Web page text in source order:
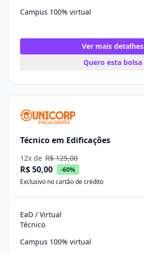
Campus 100% virtual
Ver mais detalhes
Quero esta bolsa
Técnico em Edificações
12x de R$ 125,00
R$ 50,00
-60%
Exclusivo no cartão de crédito
EaD / Virtual
Técnico
Campus 100% virtual